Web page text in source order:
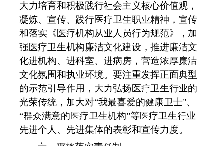
大力培育和积极践行社会主义核心价值观，
凝炼、宣传、践行医疗卫生职业精神，宣传
和落实《医疗机构从业人员行为规范》，加
强医疗卫生机构廉洁文化建设，推进廉洁文
化进机构、进科室、进病房，营造浓厚廉洁
文化氛围和执业环境。要注重发挥正面典型
的示范引导作用，大力弘扬医疗卫生行业的
光荣传统，加大对“我最喜爱的健康卫士”、
“群众满意的医疗卫生机构”等医疗卫生行业
先进个人、先进集体的表彰和宣传力度。